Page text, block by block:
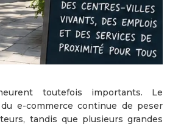
toutefois importants. Le
e-commerce continue de peser
tandis que plusieurs grandes